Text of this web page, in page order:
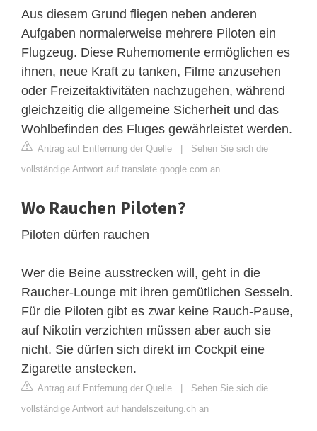
Aus diesem Grund fliegen neben anderen
Aufgaben normalerweise mehrere Piloten ein
Flugzeug. Diese Ruhemomente ermöglichen es
ihnen, neue Kraft zu tanken, Filme anzusehen
oder Freizeitaktivitäten nachzugehen, während
gleichzeitig die allgemeine Sicherheit und das
Wohlbefinden des Fluges gewährleistet werden.
Antrag auf Entfernung der Quelle | Sehen Sie sich die
vollständige Antwort auf translate.google.com an
Wo Rauchen Piloten?
Piloten dürfen rauchen
Wer die Beine ausstrecken will, geht in die
Raucher-Lounge mit ihren gemütlichen Sesseln.
Für die Piloten gibt es zwar keine Rauch-Pause,
auf Nikotin verzichten müssen aber auch sie
nicht. Sie dürfen sich direkt im Cockpit eine
Zigarette anstecken.
Antrag auf Entfernung der Quelle | Sehen Sie sich die
vollständige Antwort auf handelszeitung.ch an